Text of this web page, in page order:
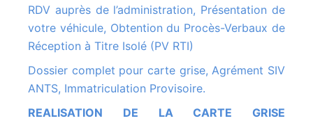
RDV auprès de l’administration, Présentation de
votre véhicule, Obtention du Procès-Verbaux de
Réception à Titre Isolé (PV RTI)
Dossier complet pour carte grise, Agrément SIV
ANTS, Immatriculation Provisoire.
REALISATION DE LA CARTE GRISE